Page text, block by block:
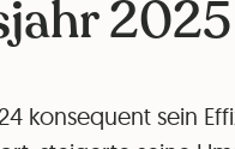
konsequent sein